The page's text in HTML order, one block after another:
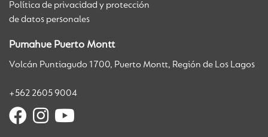
Política de privacidad y protección
de datos personales
Pumahue Puerto Montt
Volcán Puntiagudo 1700, Puerto Montt, Región de Los Lagos
+562 2605 9004